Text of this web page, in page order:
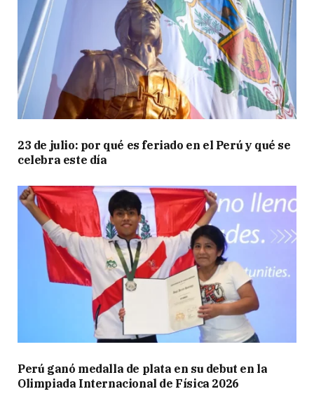
23 de julio: por qué es feriado en el Perú y qué se
celebra este día
Perú ganó medalla de plata en su debut en la
Olimpiada Internacional de Física 2026